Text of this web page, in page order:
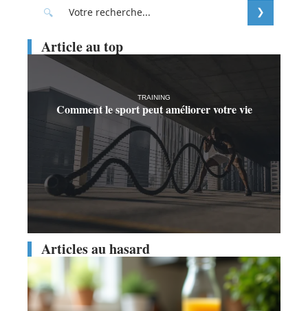
Article au top
TRAINING
Comment le sport peut améliorer votre vie
Articles au hasard